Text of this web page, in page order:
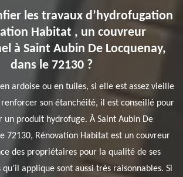
les travaux d’hydrofugation
Habitat , un couvreur
à Saint Aubin De Locquenay,
dans le 72130 ?
ardoise ou en tuiles, si elle est assez vieille
renforcer son étanchéité, il est conseillé pour
un produit hydrofuge. À Saint Aubin De
72130, Rénovation Habitat est un couvreur
des propriétaires pour la qualité de ses
applique sont aussi très raisonnables. Si